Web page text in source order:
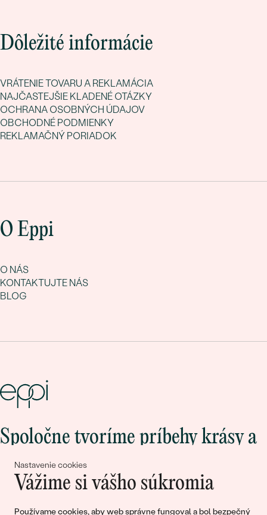
Nastavenie cookies
Vážime si vášho súkromia
Používame cookies, aby web správne fungoval a bol bezpečný
Dôležité informácie
VRÁTENIE TOVARU A REKLAMÁCIA
NAJČASTEJŠIE KLADENÉ OTÁZKY
OCHRANA OSOBNÝCH ÚDAJOV
OBCHODNÉ PODMIENKY
REKLAMAČNÝ PORIADOK
O Eppi
O NÁS
KONTAKTUJTE NÁS
BLOG
Spoločne tvoríme príbehy krásy a
lásky
Pripojte sa k nám!